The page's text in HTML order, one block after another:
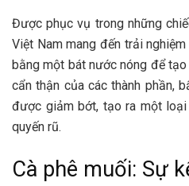
Được phục vụ trong những
Việt Nam mang đến trải
bằng một bát nước nóng để
cẩn thận của các thành phần,
được giảm bớt, tạo ra một
quyến rũ.
Cà phê muối: Sự